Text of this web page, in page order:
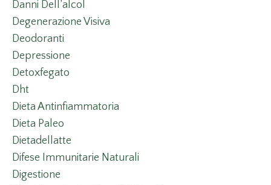
Danni Dell’alcol
Degenerazione Visiva
Deodoranti
Depressione
Detoxfegato
Dht
Dieta Antinfiammatoria
Dieta Paleo
Dietadellatte
Difese Immunitarie Naturali
Digestione